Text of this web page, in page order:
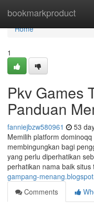
bookmarkproduct
Home
Home
1
Pkv Games
Panduan
fanniejbzw580961 53
Memilih platform
membingungkan bagi
yang perlu diperhatikan
perhatikan nama baik situs
gampang-
Comments